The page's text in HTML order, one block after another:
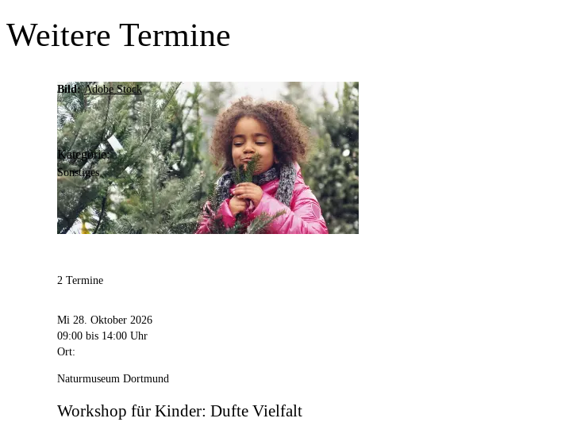
Naturmuseum auf Google Maps
Virtueller Rundgang bei Google
Anschrift
44145 Dortmund
Weitere Termine
Bild: Adobe Stock
Kategorie:
Sonstiges
2 Termine
Mi 28. Oktober 2026
09:00 bis 14:00 Uhr
Ort:
Naturmuseum Dortmund
Workshop für Kinder: Dufte Vielfalt